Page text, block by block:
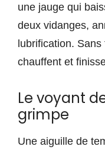
une jauge qui
deux vidanges,
lubrification.
chauffent et
Le voyant
grimpe
Une aiguille de